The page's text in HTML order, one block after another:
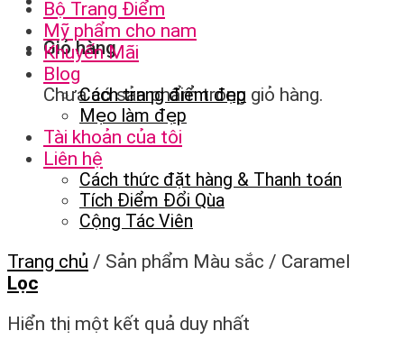
Giỏ hàng
Chưa có sản phẩm trong giỏ hàng.
Bộ Trang Điểm
Mỹ phẩm cho nam
Khuyến Mãi
Blog
Cách trang điểm đẹp
Mẹo làm đẹp
Tài khoản của tôi
Liên hệ
Cách thức đặt hàng & Thanh toán
Tích Điểm Đổi Qùa
Cộng Tác Viên
Trang chủ / Sản phẩm Màu sắc / Caramel
Lọc
Hiển thị một kết quả duy nhất